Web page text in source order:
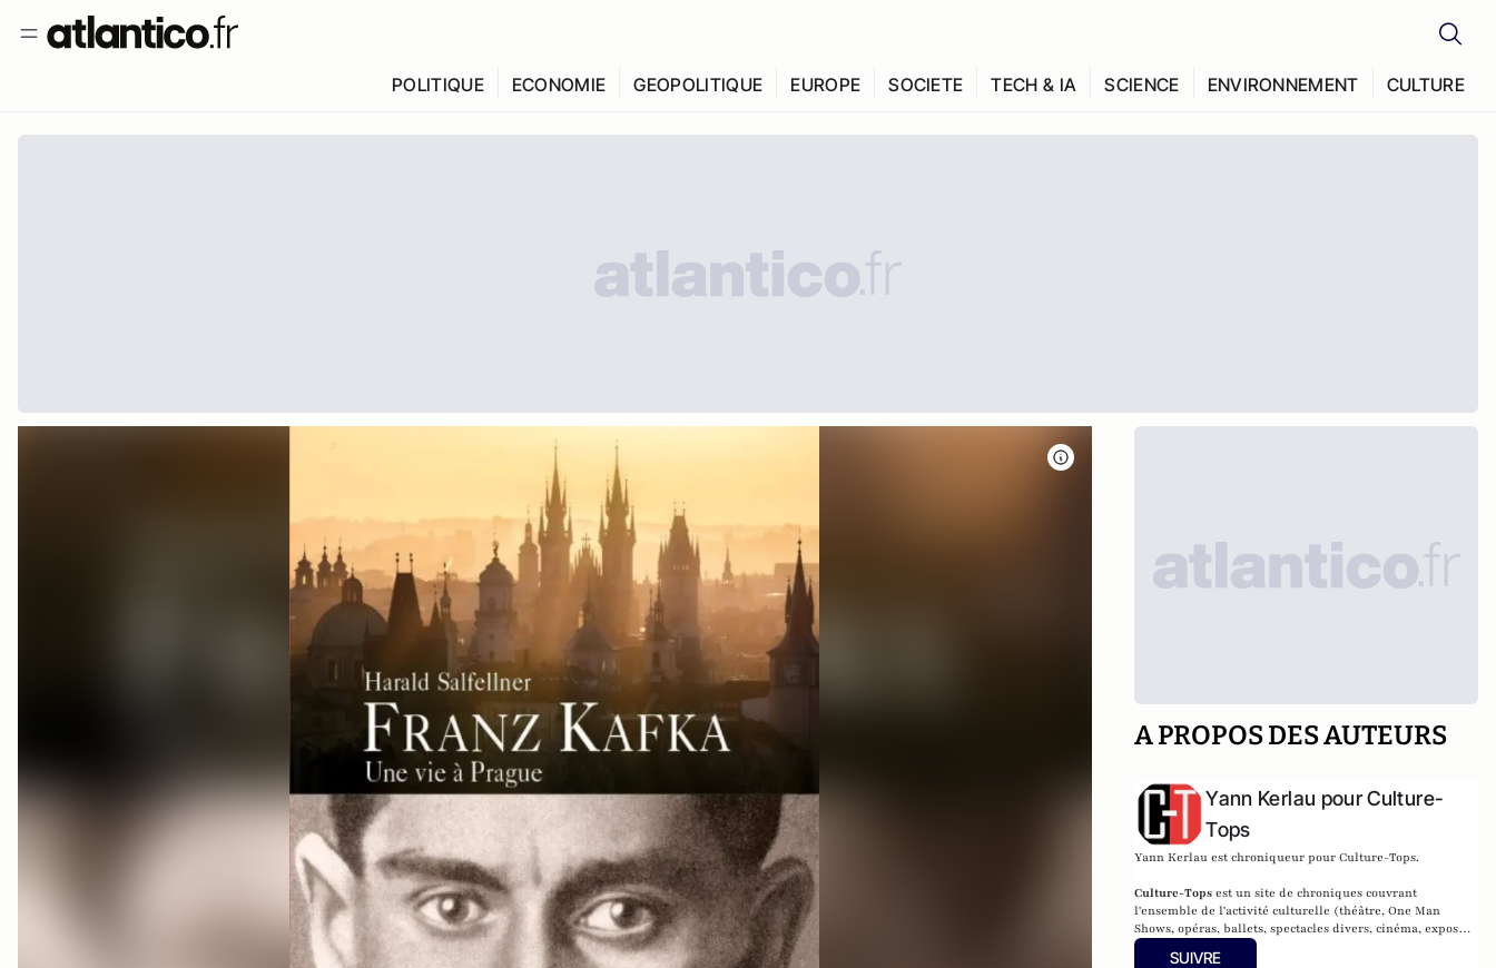
POLITIQUE ECONOMIE GEOPOLITIQUE EUROPE SOCIETE TECH & IA SCIENCE ENVIRONNEMENT CULTURE
A PROPOS DES AUTEURS
Yann Kerlau pour Culture-
Tops
Yann Kerlau est chroniqueur pour Culture-Tops.
Culture-Tops est un site de chroniques couvrant
l'ensemble de l'activité culturelle (théâtre, One Man
Shows, opéras, ballets, spectacles divers, cinéma, expos,
livres, etc.).
SUIVRE